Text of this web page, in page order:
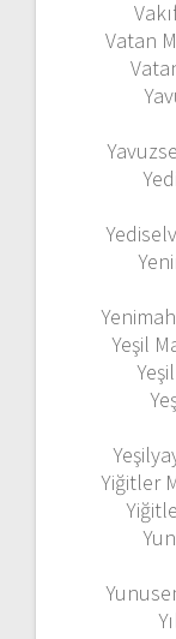
Vatan
Yeşil
Yiğitler